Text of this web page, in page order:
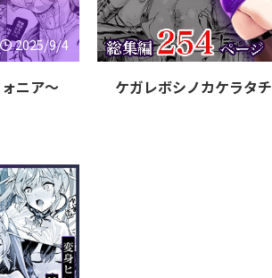
2025/9/4
ニア〜 ケガレボシノカケラタチ